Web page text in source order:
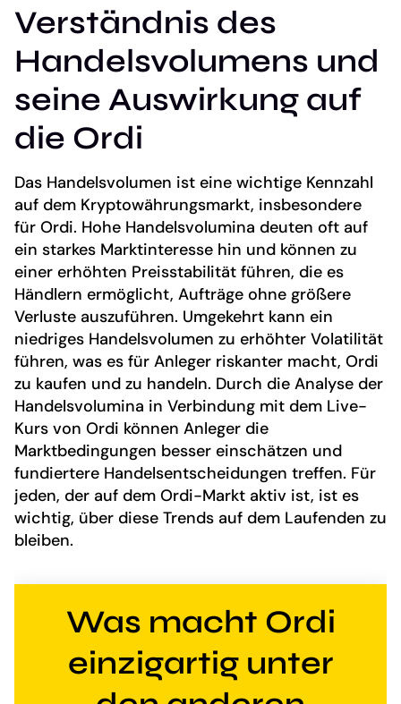
Verständnis des
Handelsvolumens und
seine Auswirkung auf
die Ordi
Das Handelsvolumen ist eine wichtige Kennzahl
auf dem Kryptowährungsmarkt, insbesondere
für Ordi. Hohe Handelsvolumina deuten oft auf
ein starkes Marktinteresse hin und können zu
einer erhöhten Preisstabilität führen, die es
Händlern ermöglicht, Aufträge ohne größere
Verluste auszuführen. Umgekehrt kann ein
niedriges Handelsvolumen zu erhöhter Volatilität
führen, was es für Anleger riskanter macht, Ordi
zu kaufen und zu handeln. Durch die Analyse der
Handelsvolumina in Verbindung mit dem Live-
Kurs von Ordi können Anleger die
Marktbedingungen besser einschätzen und
fundiertere Handelsentscheidungen treffen. Für
jeden, der auf dem Ordi-Markt aktiv ist, ist es
wichtig, über diese Trends auf dem Laufenden zu
bleiben.
Was macht Ordi
einzigartig unter